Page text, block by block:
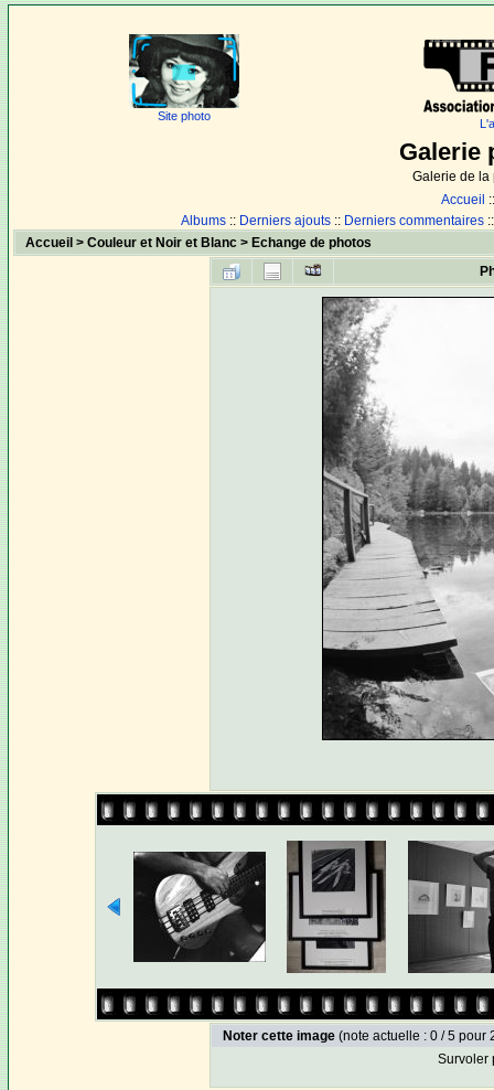
Site photo
Galerie
Galerie de la
Accueil
Albums :: Derniers ajouts :: Derniers commentaires
Accueil >Couleur et Noir et Blanc > Echange de photos
Noter cette image (note actuelle : 0 / 5 pour
Survoler